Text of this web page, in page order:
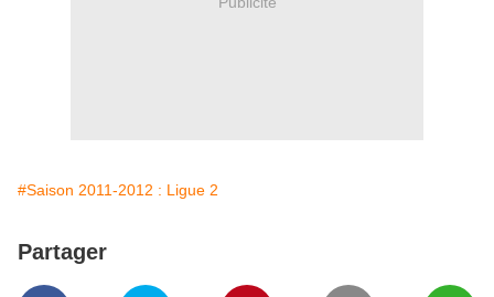
#Saison 2011-2012 : Ligue 2
Partager